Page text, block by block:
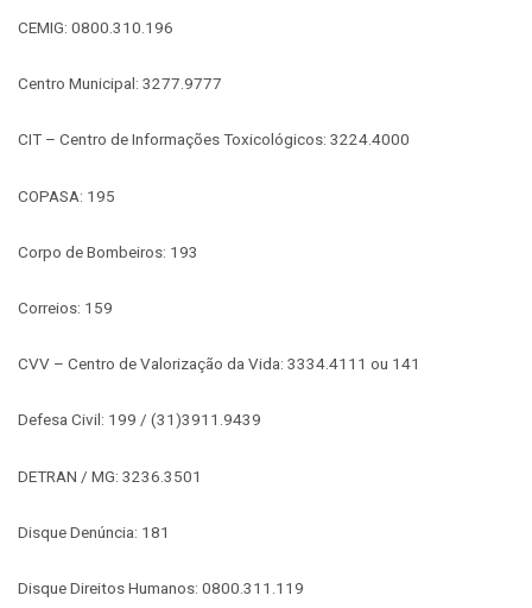
CEMIG: 0800.310.196
Centro Municipal: 3277.9777
CIT – Centro de Informações Toxicológicos: 3224.4000
COPASA: 195
Corpo de Bombeiros: 193
Correios: 159
CVV – Centro de Valorização da Vida: 3334.4111 ou 141
Defesa Civil: 199 / (31)3911.9439
DETRAN / MG: 3236.3501
Disque Denúncia: 181
Disque Direitos Humanos: 0800.311.119